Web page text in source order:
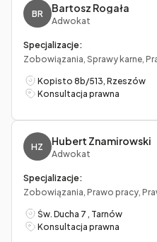
BR Bartosz Rogała
Adwokat
Specjalizacje:
Zobowiązania, Sprawy karne,
Kopisto 8b/513, Rzeszów
Konsultacja prawna
HZ Hubert Znamirowski
Adwokat
Specjalizacje:
Zobowiązania, Prawo pracy,
Św. Ducha 7 , Tarnów
Konsultacja prawna